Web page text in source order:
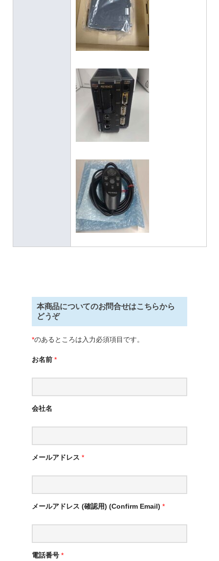
本商品についてのお問合せはこちらから
どうぞ
*のあるところは入力必須項目です。
お名前 *
会社名
メールアドレス *
メールアドレス (確認用) (Confirm Email) *
電話番号 *